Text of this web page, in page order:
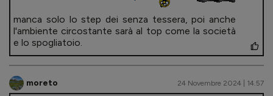
manca solo lo step dei senza tessera, poi anche
l'ambiente circostante sarà al top come la società
e lo spogliatoio.
moreto 24 Novembre 2024 | 14.57